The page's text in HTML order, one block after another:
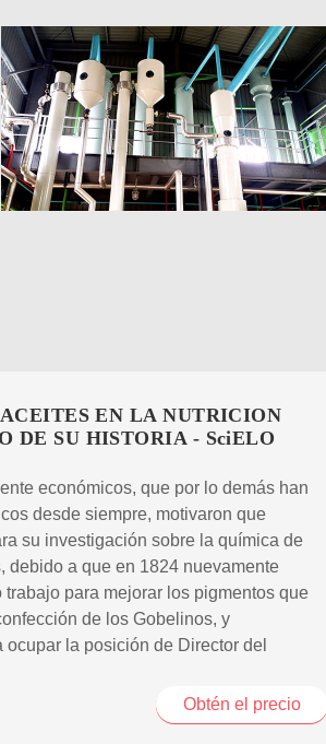
EN LA NUTRICION
DE SU HISTORIA - SciELO
económicos, que por lo demás han
desde siempre, motivaron que
su investigación sobre la química de
debido a que en 1824 nuevamente
trabajo para mejorar los pigmentos que
de los Gobelinos, y
ocupar la posición de Director del
Obtén el precio